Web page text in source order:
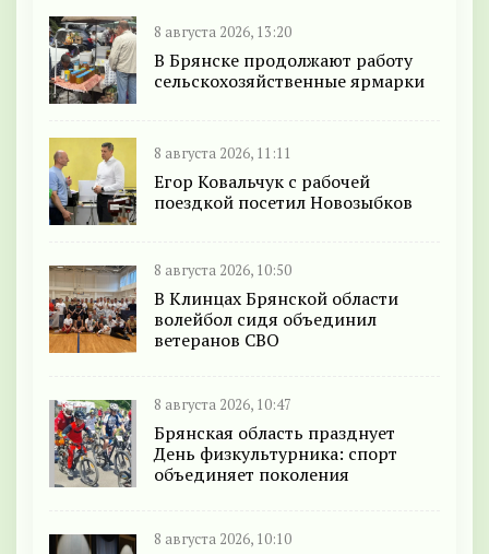
8 августа 2026, 13:20
В Брянске продолжают работу
сельскохозяйственные ярмарки
8 августа 2026, 11:11
Егор Ковальчук с рабочей
поездкой посетил Новозыбков
8 августа 2026, 10:50
В Клинцах Брянской области
волейбол сидя объединил
ветеранов СВО
8 августа 2026, 10:47
Брянская область празднует
День физкультурника: спорт
объединяет поколения
8 августа 2026, 10:10